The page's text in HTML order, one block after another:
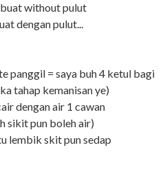
without pulut
dengan pulut...
panggil = saya buh 4 ketul bagi
tahap kemanisan ye)
dengan air 1 cawan
sikit pun boleh air)
lembik skit pun sedap